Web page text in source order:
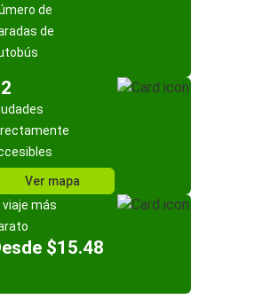
de
de
Ver mapa
viaje más
$15.48